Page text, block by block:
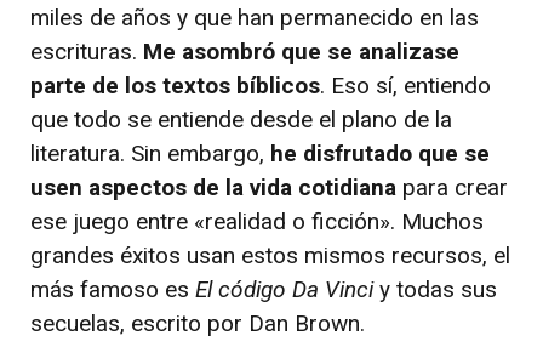
miles de años y que han permanecido en las
escrituras. Me asombró que se analizase
parte de los textos bíblicos. Eso sí, entiendo
que todo se entiende desde el plano de la
literatura. Sin embargo, he disfrutado que se
usen aspectos de la vida cotidiana para crear
ese juego entre «realidad o ficción». Muchos
grandes éxitos usan estos mismos recursos, el
más famoso es El código Da Vinciy todas sus
secuelas, escrito por Dan Brown.